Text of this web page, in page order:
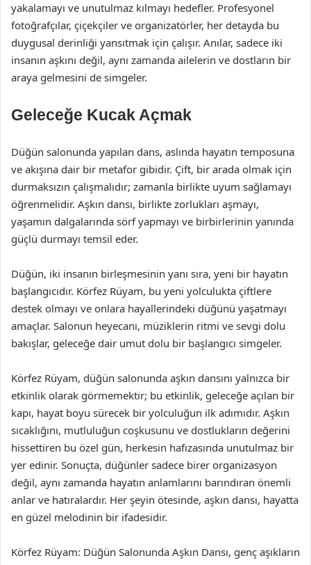
yakalamayı ve unutulmaz kılmayı hedefler. Profesyonel
fotoğrafçılar, çiçekçiler ve organizatörler, her detayda bu
duygusal derinliği yansıtmak için çalışır. Anılar, sadece iki
insanın aşkını değil, aynı zamanda ailelerin ve dostların bir
araya gelmesini de simgeler.
Geleceğe Kucak Açmak
Düğün salonunda yapılan dans, aslında hayatın temposuna
ve akışına dair bir metafor gibidir. Çift, bir arada olmak için
durmaksızın çalışmalıdır; zamanla birlikte uyum sağlamayı
öğrenmelidir. Aşkın dansı, birlikte zorlukları aşmayı,
yaşamın dalgalarında sörf yapmayı ve birbirlerinin yanında
güçlü durmayı temsil eder.
Düğün, iki insanın birleşmesinin yanı sıra, yeni bir hayatın
başlangıcıdır. Körfez Rüyam, bu yeni yolculukta çiftlere
destek olmayı ve onlara hayallerindeki düğünü yaşatmayı
amaçlar. Salonun heyecanı, müziklerin ritmi ve sevgi dolu
bakışlar, geleceğe dair umut dolu bir başlangıcı simgeler.
Körfez Rüyam, düğün salonunda aşkın dansını yalnızca bir
etkinlik olarak görmemektir; bu etkinlik, geleceğe açılan bir
kapı, hayat boyu sürecek bir yolculuğun ilk adımıdır. Aşkın
sıcaklığını, mutluluğun coşkusunu ve dostlukların değerini
hissettiren bu özel gün, herkesin hafızasında unutulmaz bir
yer edinir. Sonuçta, düğünler sadece birer organizasyon
değil, aynı zamanda hayatın anlamlarını barındıran önemli
anlar ve hatıralardır. Her şeyin ötesinde, aşkın dansı, hayatta
en güzel melodinin bir ifadesidir.
Körfez Rüyam: Düğün Salonunda Aşkın Dansı, genç aşıkların